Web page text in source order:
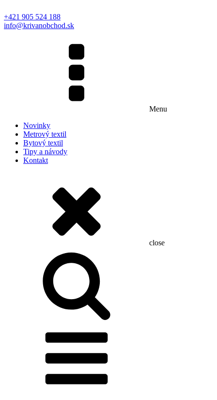
+421 905 524 188
info@krivanobchod.sk
Menu
Novinky
Metrový textil
Bytový textil
Tipy a návody
Kontakt
close